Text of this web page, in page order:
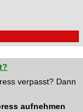
verpasst? Dann
aufnehmen